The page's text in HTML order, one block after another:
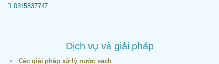
0315837747
Dịch vụ và giải pháp
Các giải pháp xử lý nước sạch